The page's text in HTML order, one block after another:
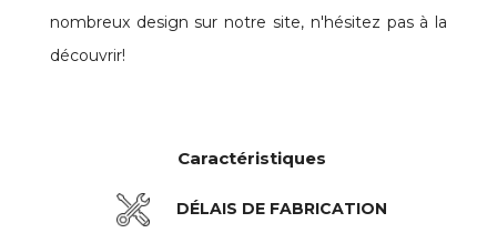
nombreux design sur notre site, n'hésitez pas à la
découvrir!
Caractéristiques
DÉLAIS DE FABRICATION